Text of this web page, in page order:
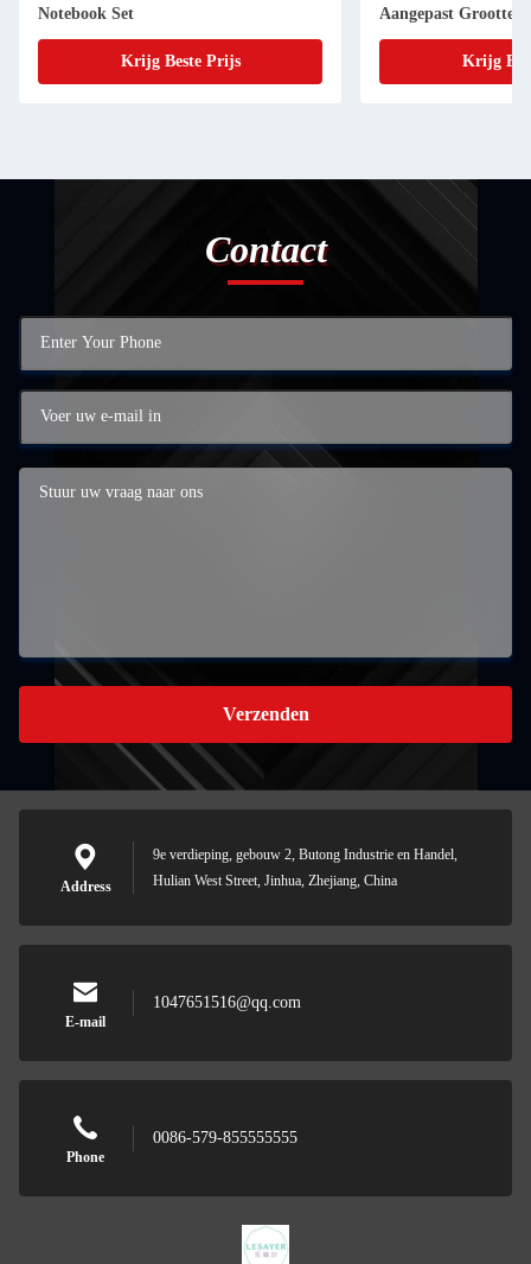
Notebook Set
Krijg Beste Prijs
Aangepast Grootte
Krijg
Contact
Verzenden
Address
9e verdieping, gebouw 2, Butong Industrie en Handel,
Hulian West Street, Jinhua, Zhejiang, China
E-mail
1047651516@qq.com
Phone
0086-579-855555555